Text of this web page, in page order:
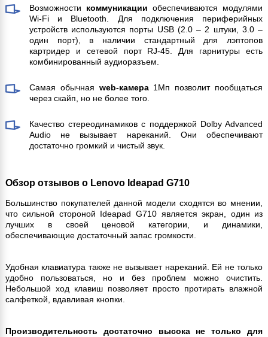
Возможности коммуникации обеспечиваются модулями
Wi-Fi и Bluetooth. Для подключения периферийных
устройств используются порты USB (2.0 – 2 штуки, 3.0 –
один порт), в наличии стандартный для лэптопов
картридер и сетевой порт RJ-45. Для гарнитуры есть
комбинированный аудиоразъем.
Самая обычная web-камера1Мп позволит пообщаться
через скайп, но не более того.
Качество стереодинамиков с поддержкой Dolby Advanced
Audio не вызывает нареканий. Они обеспечивают
достаточно громкий и чистый звук.
Обзор отзывов о Lenovo Ideapad G710
Большинство покупателей данной модели сходятся во мнении,
что сильной стороной Ideapad G710 является экран, один из
лучших в своей ценовой категории, и динамики,
обеспечивающие достаточный запас громкости.
Удобная клавиатура также не вызывает нареканий. Ей не только
удобно пользоваться, но и без проблем можно очистить.
Небольшой ход клавиш позволяет просто протирать влажной
салфеткой, вдавливая кнопки.
Производительность достаточно высока не только для